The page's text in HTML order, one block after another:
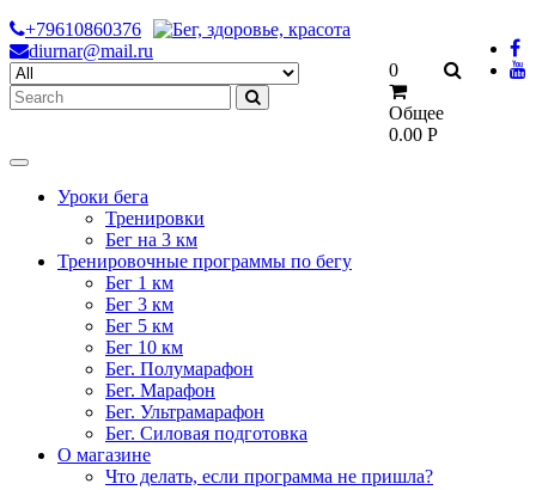
Skip
to
content
+79610860376
diurnar@mail.ru
0
Общее
0.00 Р
Уроки бега
Тренировки
Бег на 3 км
Тренировочные программы по бегу
Бег 1 км
Бег 3 км
Бег 5 км
Бег 10 км
Бег. Полумарафон
Бег. Марафон
Бег. Ультрамарафон
Бег. Силовая подготовка
О магазине
Что делать, если программа не пришла?
Search
for: